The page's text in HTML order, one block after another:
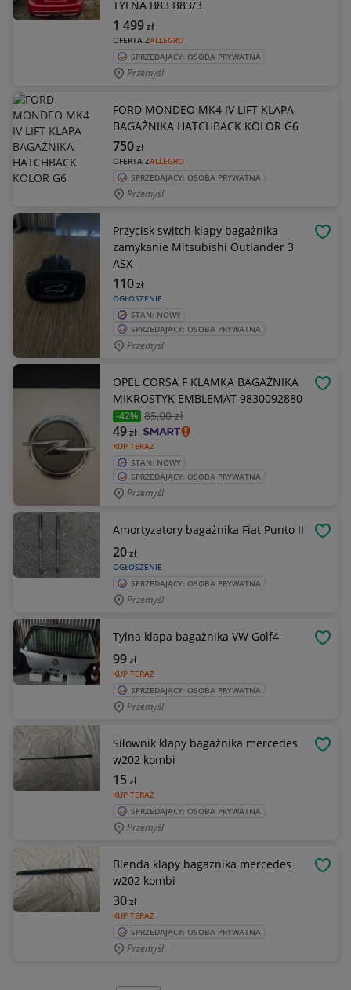
TYLNA B83 B83/3
OFERTA ZALLEGRO
1 499zł
SPRZEDAJĄCY: OSOBA PRYWATNA
Przemyśl
FORD MONDEO MK4 IV LIFT KLAPA
BAGAŻNIKA HATCHBACK KOLOR G6
OFERTA ZALLEGRO
750zł
SPRZEDAJĄCY: OSOBA PRYWATNA
Przemyśl
Przycisk switch klapy bagażnika
zamykanie Mitsubishi Outlander 3
ASX
OGŁOSZENIE
110zł
STAN: NOWY
SPRZEDAJĄCY: OSOBA PRYWATNA
Przemyśl
OPEL CORSA F KLAMKA BAGAŻNIKA
MIKROSTYK EMBLEMAT 9830092880
-42% 85,00 zł
KUP TERAZ
49zł
STAN: NOWY
SPRZEDAJĄCY: OSOBA PRYWATNA
Przemyśl
Amortyzatory bagażnika Fiat Punto II
OGŁOSZENIE
20zł
SPRZEDAJĄCY: OSOBA PRYWATNA
Przemyśl
Tylna klapa bagażnika VW Golf4
KUP TERAZ
99zł
SPRZEDAJĄCY: OSOBA PRYWATNA
Przemyśl
Siłownik klapy bagażnika mercedes
w202 kombi
KUP TERAZ
15zł
SPRZEDAJĄCY: OSOBA PRYWATNA
Przemyśl
Blenda klapy bagażnika mercedes
w202 kombi
KUP TERAZ
30zł
SPRZEDAJĄCY: OSOBA PRYWATNA
Przemyśl